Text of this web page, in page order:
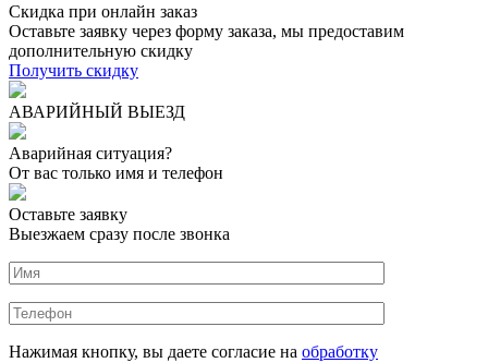
Скидка при онлайн заказ
Оставьте заявку через форму заказа, мы предоставим
дополнительную скидку
Получить скидку
АВАРИЙНЫЙ ВЫЕЗД
Аварийная ситуация?
От вас только имя и телефон
Оставьте заявку
Выезжаем сразу после звонка
Нажимая кнопку, вы даете согласие на обработку